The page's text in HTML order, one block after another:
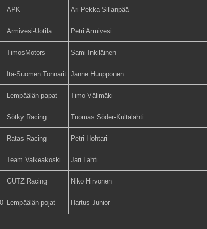
APK Ari-Pekka Sillanpää
Armivesi-Uotila Petri Armivesi
TimosMotors Sami Inkiläinen
Itä-Suomen Tonnarit Janne Huupponen
Lempäälän papat Timo Välimäki
Sötky Racing Tuomas Söder-Kultalahti
Ratas Racing Petri Hohtari
Team Valkeakoski Jari Lahti
GUTZ Racing Niko Hirvonen
Lempäälän pojat Hartus Junior